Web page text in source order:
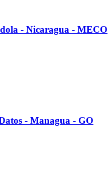
- Nicaragua - MECO
- Managua - GO